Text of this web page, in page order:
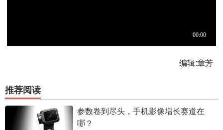
编辑:章芳
推荐阅读
参数卷到尽头，手机影像增长赛道在
哪？